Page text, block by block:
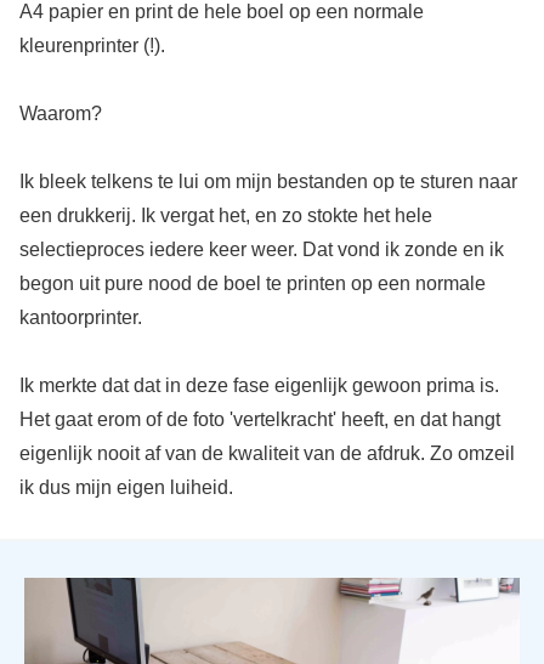
A4 papier en print de hele boel op een normale
kleurenprinter (!).
Waarom?
Ik bleek telkens te lui om mijn bestanden op te sturen naar
een drukkerij. Ik vergat het, en zo stokte het hele
selectieproces iedere keer weer. Dat vond ik zonde en ik
begon uit pure nood de boel te printen op een normale
kantoorprinter.
Ik merkte dat dat in deze fase eigenlijk gewoon prima is.
Het gaat erom of de foto 'vertelkracht' heeft, en dat hangt
eigenlijk nooit af van de kwaliteit van de afdruk. Zo omzeil
ik dus mijn eigen luiheid.